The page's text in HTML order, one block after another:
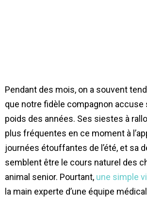
Pendant des mois, on a souvent
que notre fidèle compagnon accuse
poids des années. Ses siestes à
plus fréquentes en ce moment à
journées étouffantes de l’été, et sa
semblent être le cours naturel des
animal senior. Pourtant, une simple
la main experte d’une équipe